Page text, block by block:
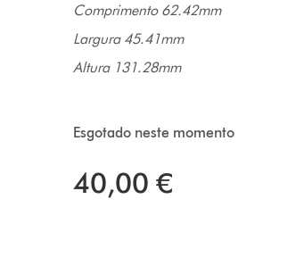
Comprimento 62.42mm
Largura 45.41mm
Altura 131.28mm
Esgotado neste momento
40,00 €